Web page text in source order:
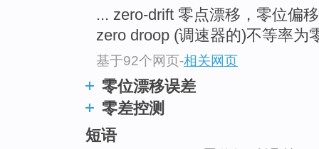
... zero-drift 零点漂移，零位偏
zero droop (调速器的)不等率为
基于92个网页-相关网页
零位漂移误差
零差控测
短语